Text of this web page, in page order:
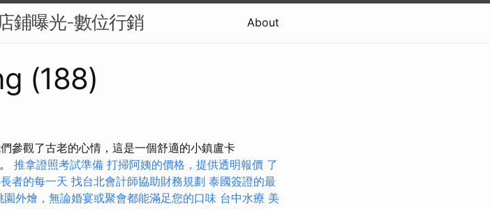
鋪曝光-數位行銷 About
(188)
參觀了古老的心情，這是一個舒適的小鎮盧卡
推拿證照考試準備 打掃阿姨的價格，提供透明報價 了
者的每一天 找台北會計師協助財務規劃 泰國簽證的最
園外燴，無論婚宴或聚會都能滿足您的口味 台中水療 美